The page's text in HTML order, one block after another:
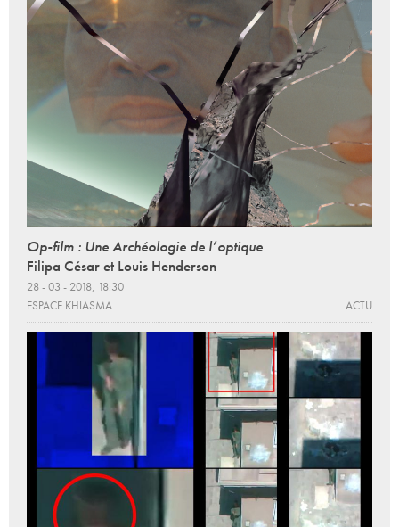
Op-film : Une Archéologie de l’optique
Filipa César et Louis Henderson
28 - 03 - 2018, 18:30
ESPACE KHIASMA
ACTU